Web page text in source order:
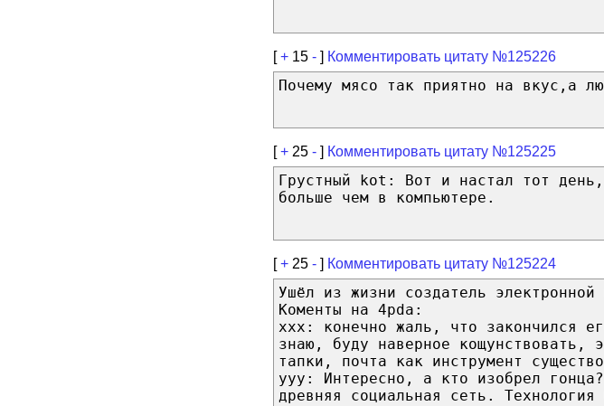
[+ 15 - ] Комментировать цитату №125226
Почему мясо так приятно на вкус,а
[+ 25 - ] Комментировать цитату №125225
Грустный kot: Вот и настал тот
больше чем в компьютере.
[+ 25 - ] Комментировать цитату №125224
Ушёл из жизни создатель электронной
Коменты на 4pda:
xxx: конечно жаль, что закончился
знаю, буду наверное кощунствовать,
тапки, почта как инструмент
yyy: Интересно, а кто изобрел
древняя социальная сеть.